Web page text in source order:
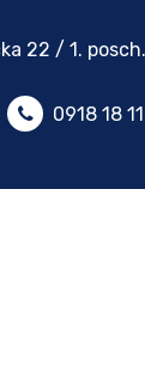
22 / 1.
0918 18 11